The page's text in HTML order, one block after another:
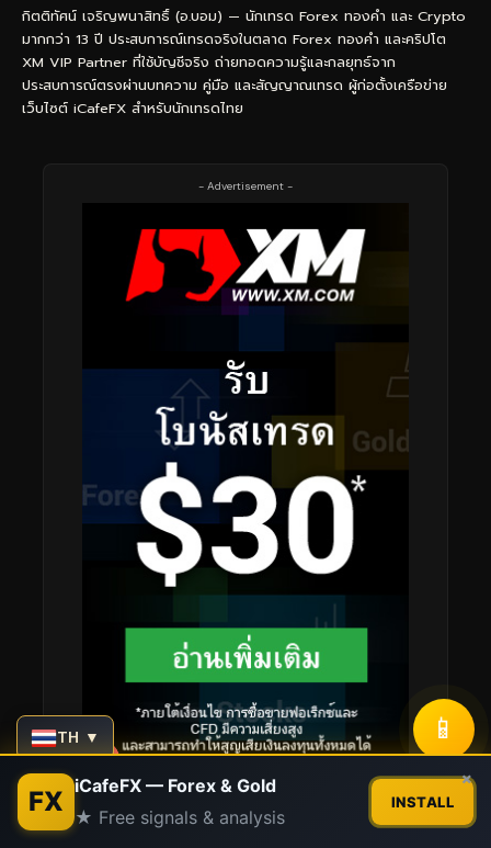
กิตติทัศน์ เจริญพนาสิทธิ์ (อ.บอม) — นักเทรด Forex ทองคำ และ Crypto
มากกว่า 13 ปี ประสบการณ์เทรดจริงในตลาด Forex ทองคำ และคริปโต
XM VIP Partner ที่ใช้บัญชีจริง ถ่ายทอดความรู้และกลยุทธ์จาก
ประสบการณ์ตรงผ่านบทความ คู่มือ และสัญญาณเทรด ผู้ก่อตั้งเครือข่าย
เว็บไซต์ iCafeFX สำหรับนักเทรดไทย
- Advertisement -
TH ▼ 📱
FX iCafeFX — Forex & Gold
★ Free signals & analysis
INSTALL
×
Contact us
Open